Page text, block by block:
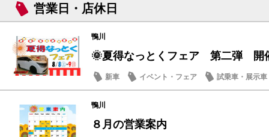
営業日・店休日
鴨川
🌞夏得なっとくフェア 第二弾 開
新車 イベント・フェア
試乗車・展示車
営業日・店休日
鴨川
８月の営業案内